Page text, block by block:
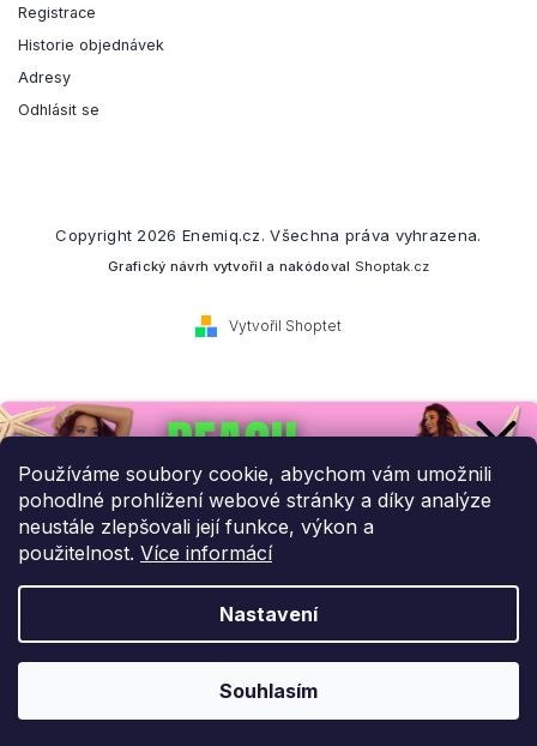
Používáme soubory cookie, abychom vám umožnili
pohodlné prohlížení webové stránky a díky analýze
neustále zlepšovali její funkce, výkon a
použitelnost. Více informácí
Nastavení
Souhlasím
Registrace
Historie objednávek
Adresy
Odhlásit se
Vytvořil Shoptet
Copyright 2026 Enemiq.cz. Všechna práva vyhrazena.
Grafický návrh vytvořil a nakódoval Shoptak.cz
Přihlaste se k našemu
newsletteru.
Budeme vám posílat informace o našich novinkách a slevových
akcích.
Odebírat newsletter
UPLATNIT SLEVU!